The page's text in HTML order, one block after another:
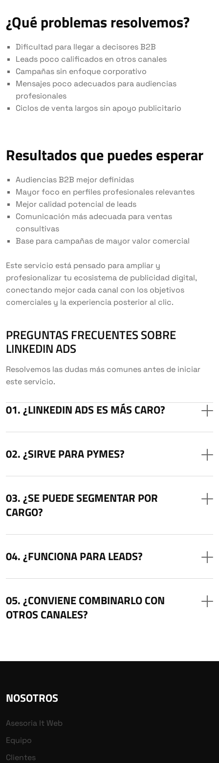
¿Qué problemas resolvemos?
Dificultad para llegar a decisores B2B
Leads poco calificados en otros canales
Campañas sin enfoque corporativo
Mensajes poco adecuados para audiencias
profesionales
Ciclos de venta largos sin apoyo publicitario
Resultados que puedes esperar
Audiencias B2B mejor definidas
Mayor foco en perfiles profesionales relevantes
Mejor calidad potencial de leads
Comunicación más adecuada para ventas
consultivas
Base para campañas de mayor valor comercial
Este servicio está pensado para ampliar y
profesionalizar tu ecosistema de publicidad digital,
conectando mejor cada canal con los objetivos
comerciales y la experiencia posterior al clic.
PREGUNTAS FRECUENTES SOBRE
LINKEDIN ADS
Resolvemos las dudas más comunes antes de iniciar
este servicio.
¿LINKEDIN ADS ES MÁS CARO?
¿SIRVE PARA PYMES?
¿SE PUEDE SEGMENTAR POR
CARGO?
¿FUNCIONA PARA LEADS?
¿CONVIENE COMBINARLO CON
OTROS CANALES?
NOSOTROS
Asesoria It Web
Equipo
Clientes